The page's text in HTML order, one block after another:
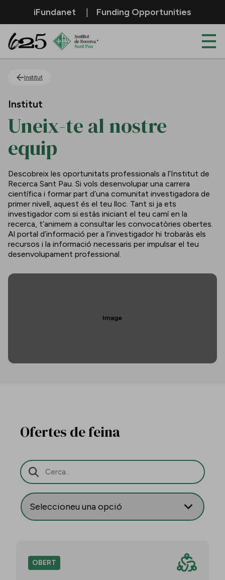
Salta al contingut principal
iFundanet Funding Opportunities
Institut
Institut
Uneix-te al nostre
equip
Descobreix les oportunitats professionals a l’Institut de
Recerca Sant Pau. Si vols desenvolupar una carrera
científica i formar part d’una comunitat investigadora de
primer nivell, aquest és el teu lloc. Tant si ja ets
investigador com si estàs iniciant el teu camí en la
recerca, t’animem a consultar les convocatòries obertes.
Al portal d’informació per a l’investigador hi trobaràs els
recursos i la informació necessaris per impulsar el teu
desenvolupament professional.
Ofertes de feina
Barra de cerca
OBERT